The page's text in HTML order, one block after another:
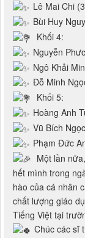
Lê Mai Chi
Bùi Huy
Khối 4:
Nguyễn
Ngô Khải
Đỗ Minh
Khối 5:
Hoàng Anh
Vũ Bích
Phạm Đức
Một lần
hết mình trong
hào của cá nhân
chất lượng giáo
Tiếng Việt tại
Chúc các sĩ